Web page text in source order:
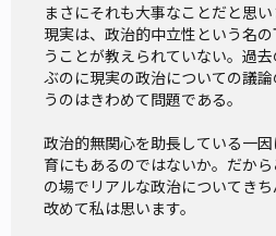
まさにそれも大事なことだと思い
現実は、政治的中立性という名
うことが教えられていない。過
ぶのに現実の政治についての議
うのはきわめて問題である。
政治的無関心を助長している一
育にもあるのではないか。だか
の場でリアルな政治についてき
改めて私は思います。